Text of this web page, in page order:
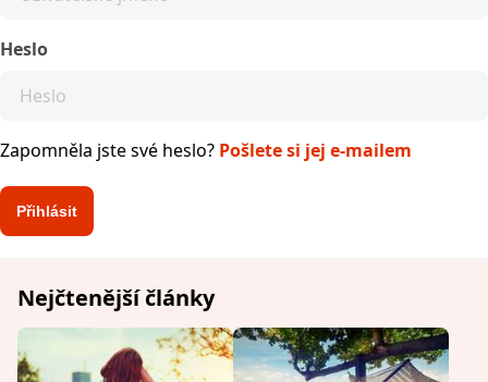
Heslo
Zapomněla jste své heslo? Pošlete si jej e-mailem
Nejčtenější články